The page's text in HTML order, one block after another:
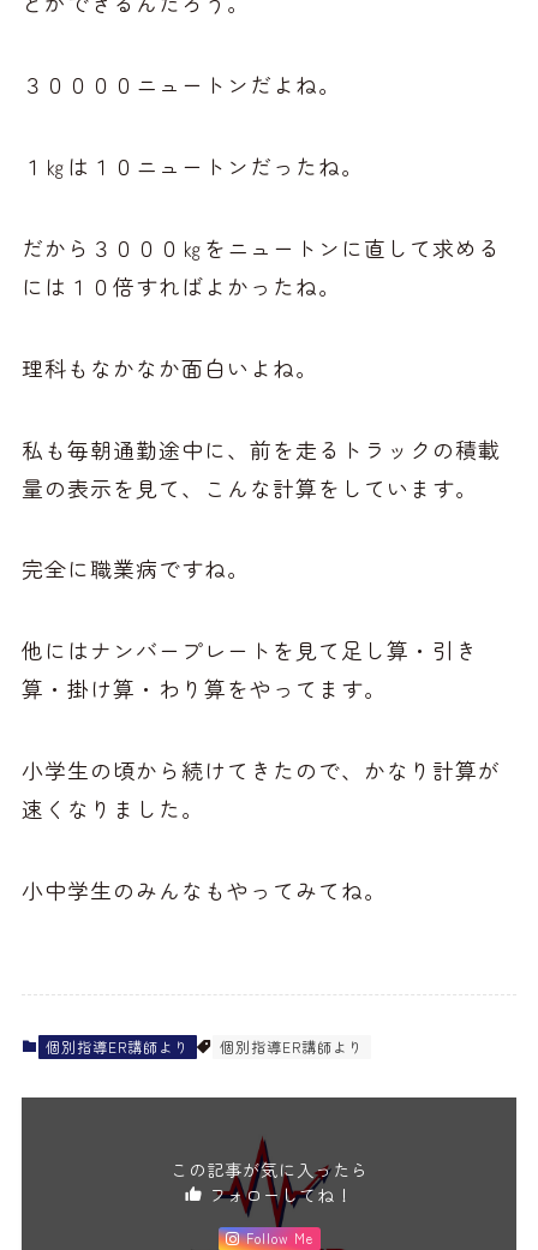
３００００ニュートンだよね。
１㎏は１０ニュートンだったね。
だから３０００㎏をニュートンに直して求める
には１０倍すればよかったね。
理科もなかなか面白いよね。
私も毎朝通勤途中に、前を走るトラックの積載
量の表示を見て、こんな計算をしています。
完全に職業病ですね。
他にはナンバープレートを見て足し算・引き
算・掛け算・わり算をやってます。
小学生の頃から続けてきたので、かなり計算が
速くなりました。
小中学生のみんなもやってみてね。
個別指導ER講師より 個別指導ER講師より
この記事が気に入ったら
フォローしてね！
Follow Me